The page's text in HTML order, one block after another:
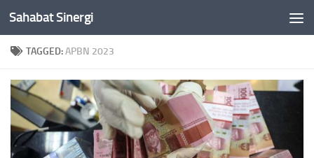
Skip to content
Sahabat Sinergi
TAGGED:APBN 2023